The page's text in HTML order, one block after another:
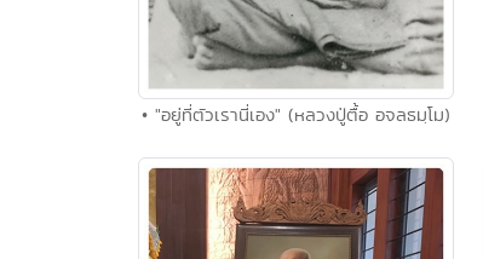
• "อยู่ที่ตัวเรานี่เอง" (หลวงปู่ตื้อ อจลธมฺโม)